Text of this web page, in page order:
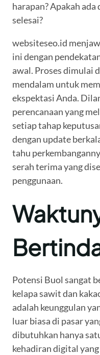
harapan? Apakah
selesai?
websiteseo.id
ini dengan
awal. Proses dimulai
mendalam untuk
ekspektasi Anda.
perencanaan yang
setiap tahap
dengan update
tahu
serah terima yang
penggunaan.
Potensi Buol sangat
kelapa sawit dan
adalah keunggulan
luar biasa di pasar
dibutuhkan hanya
kehadiran digital